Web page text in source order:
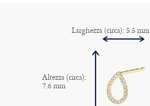
Altezza (circa):
7.6 mm
Larghezza (circa): 5.5 mm